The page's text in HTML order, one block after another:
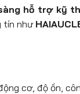
hỗ trợ kỹ
tín như
cơ, độ ồn,